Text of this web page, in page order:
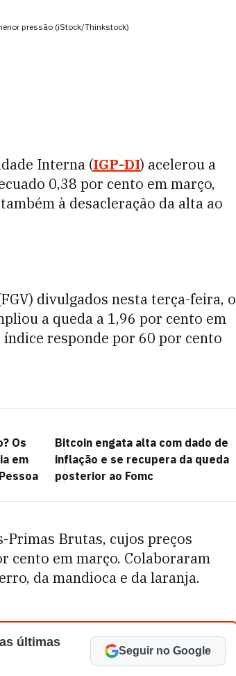
pressão (iStock/Thinkstock)
Interna (IGP-DI) acelerou a
0,38 por cento em março,
à desacleração da alta ao
divulgados nesta terça-feira, o
a queda a 1,96 por cento em
responde por 60 por cento
Os
em
Bitcoin engata alta com dado de
inflação e se recupera da queda
posterior ao Fomc
Primas Brutas, cujos preços
cento em março. Colaboraram
da mandioca e da laranja.
últimas
Seguir no Google